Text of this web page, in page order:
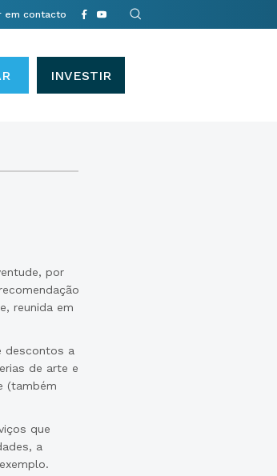
em contacto
INVESTIR
por
reunida em
descontos a
de arte e
(também
que
a